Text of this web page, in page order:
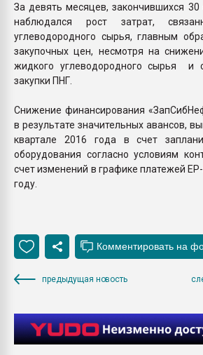
За девять месяцев, закончившихся 30
наблюдался рост затрат,
углеводородного сырья, главным
закупочных цен, несмотря на
жидкого углеводородного сырья и
закупки ПНГ.
Снижение финансирования
в результате значительных авансов,
квартале 2016 года в счет
оборудования согласно условиям
счет изменений в графике платежей
году.
предыдущая новость